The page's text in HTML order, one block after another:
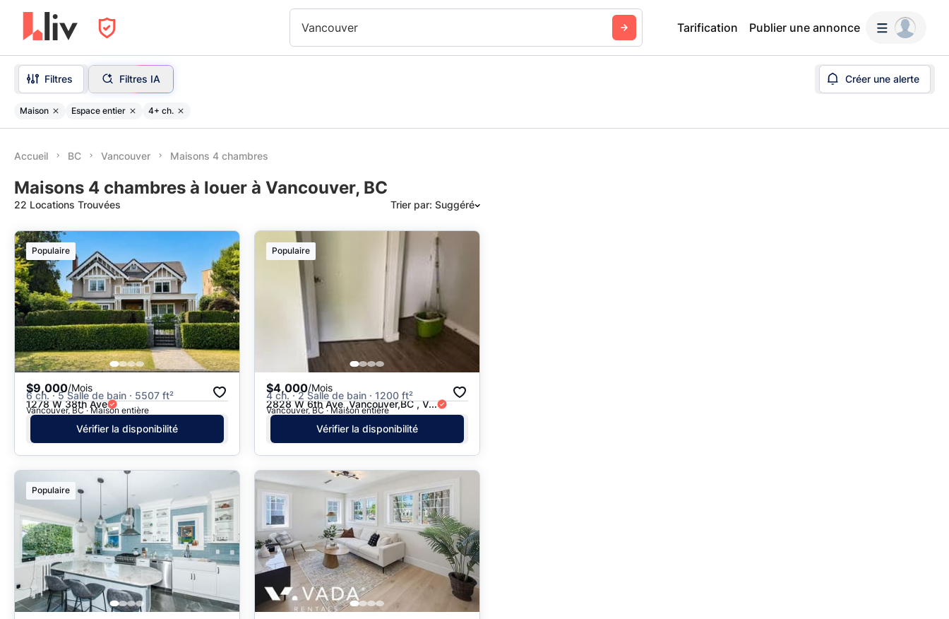
Vancouver Tarification Publier une annonce
Filtres Filtres IA Créer une alerte
Maison Espace entier 4+ ch.
Accueil BC Vancouver Maisons 4 chambres
Maisons 4 chambres à louer à Vancouver, BC
22 Locations Trouvées Trier par: Suggéré
Suggéré
Date: les plus récents d’abord
Date: les plus anciens d’abord
Prix - $$$ à $
Prix - $ à $$$
Populaire
$9,000/Mois
6 ch. · 5 Salle de bain · 5507 ft²
1278 W 38th Ave
Vancouver, BC · Maison entière
Vérifier la disponibilité
Populaire
$4,000/Mois
4 ch. · 2 Salle de bain · 1200 ft²
2828 W 6th Ave ,Vancouver,BC , V...
Vancouver, BC · Maison entière
Vérifier la disponibilité
Populaire